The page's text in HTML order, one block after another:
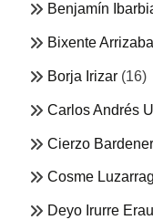
Benjamín
Bixente
Borja Irizar (16)
Carlos Andrés
Cierzo
Cosme
Deyo Irurre Eraul